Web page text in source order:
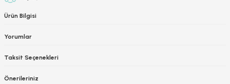
Ürün Bilgisi
Yorumlar
Taksit Seçenekleri
Önerileriniz